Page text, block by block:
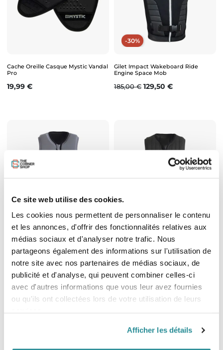
Ce site web utilise des cookies.
Les cookies nous permettent de personnaliser le contenu
et les annonces, d'offrir des fonctionnalités relatives aux
médias sociaux et d'analyser notre trafic. Nous
partageons également des informations sur l'utilisation de
notre site avec nos partenaires de médias sociaux, de
publicité et d'analyse, qui peuvent combiner celles-ci
avec d'autres informations que vous leur avez fournies
ou qu'ils ont collectées lors de votre utilisation de leurs
Afficher les détails
Cache Oreille Casque Mystic Vandal
Pro
Prix
19,99 €
-30%
Gilet Impact Wakeboard Ride
Engine Space Mob
Prix de base
185,00 € Prix
129,50 €
Follow Global 2025
Prix de base
159,99 € Prix
111,99 €
Follow Total 2026
Prix
139,99 €